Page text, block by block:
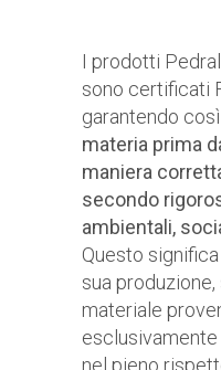
I prodotti
sono certificati
garantendo
materia prima
maniera
secondo
ambientali,
Questo significa
sua
materiale
nel pieno